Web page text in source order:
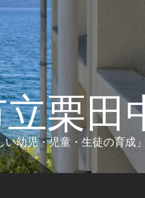
栗田
幼児・児童・生徒の育成」